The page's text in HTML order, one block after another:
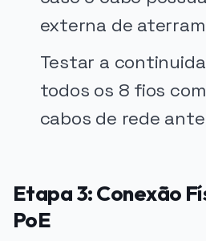
externa de
Testar a
todos os 8 fios
cabos de rede
Etapa 3: Conexão
PoE